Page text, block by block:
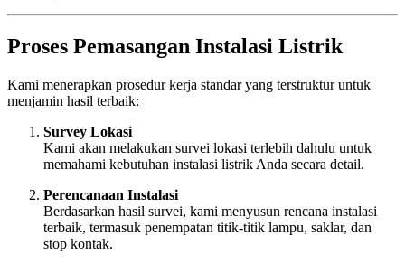
Proses Pemasangan Instalasi Listrik
Kami menerapkan prosedur kerja standar yang terstruktur untuk
menjamin hasil terbaik:
Survey Lokasi
Kami akan melakukan survei lokasi terlebih dahulu untuk
memahami kebutuhan instalasi listrik Anda secara detail.
Perencanaan Instalasi
Berdasarkan hasil survei, kami menyusun rencana instalasi
terbaik, termasuk penempatan titik-titik lampu, saklar, dan
stop kontak.